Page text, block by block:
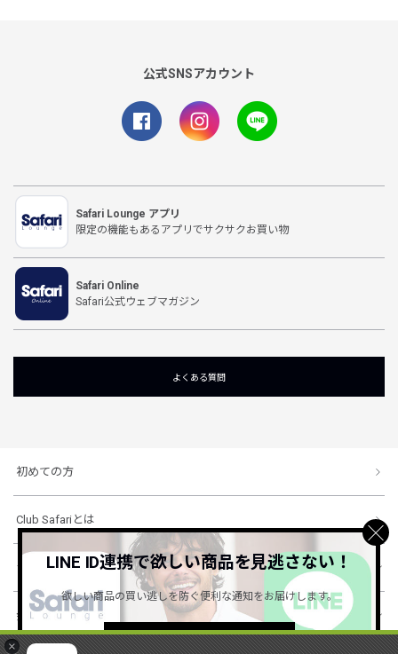
×
公式SNSアカウント
Safari Lounge アプリ
限定の機能もあるアプリでサクサクお買い物
Safari Online
Safari公式ウェブマガジン
よくある質問
初めての方
Club Safariとは
ショッピングガイド
会社概要・規約
LINE ID連携で欲しい商品を見逃さない！
欲しい商品の買い逃しを防ぐ便利な通知をお届けします。
詳しくはこちら ＞